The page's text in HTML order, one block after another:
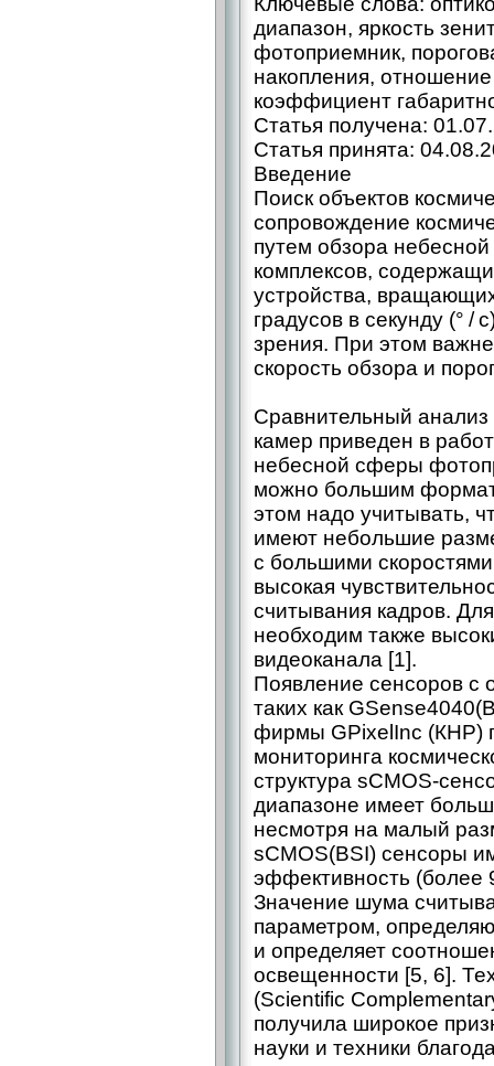
диапазон, яркость
фотоприемник,
накопления,
коэффициент
Статья получена:
Статья принята:
Введение
Поиск объектов
сопровождение
путем обзора
комплексов,
устройства,
градусов в секунду (°
зрения. При этом
скорость обзора и
Сравнительный
камер приведен в
небесной сферы
можно большим
этом надо учитывать,
имеют небольшие
с большими
высокая
считывания кадров.
необходим также
видеоканала [1].
Появление сенсоров с
таких как
фирмы GPixelInc (КНР)
мониторинга
структура sCMOS-
диапазоне имеет
несмотря на малый
sCMOS(BSI) сенсоры
эффективность (более
Значение шума
параметром,
и определяет
освещенности [5, 6].
(Scientific
получила широкое
науки и техники